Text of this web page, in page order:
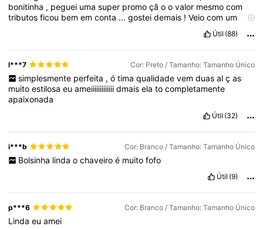
bonitinha , peguei umasuper promoçãoovalor mesmocom
tributosficou bememconta ...gosteidemais !Veiocom um
aveludado
rastreado,
gosteidemais!
Útil (88)
l***7 Cor: Preto / Tamanho: Tamanho Único
simplesmente perfeita , ó tima qualidade vem duas al ç as
muitoestilosaeuameiiiiiiiiiiiiidmaiselatocompletamente
apaixonada
Útil (32)
i***b Cor: Branco / Tamanho: Tamanho Único
Bolsinha linda o chaveiro é muito fofo
Útil (9)
p***6 Cor: Branco / Tamanho: Tamanho Único
Lindaeuamei